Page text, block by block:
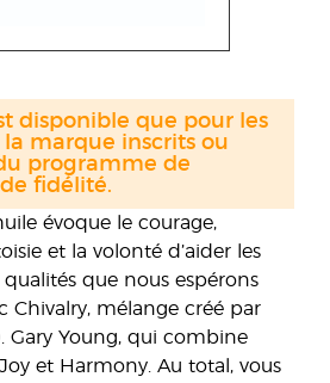
évoque le courage,
et la volonté d’aider les
qualités que nous espérons
Chivalry, mélange créé par
Gary Young, qui combine
et Harmony. Au total, vous
disponible que pour les
la marque inscrits ou
programme de
fidélité.